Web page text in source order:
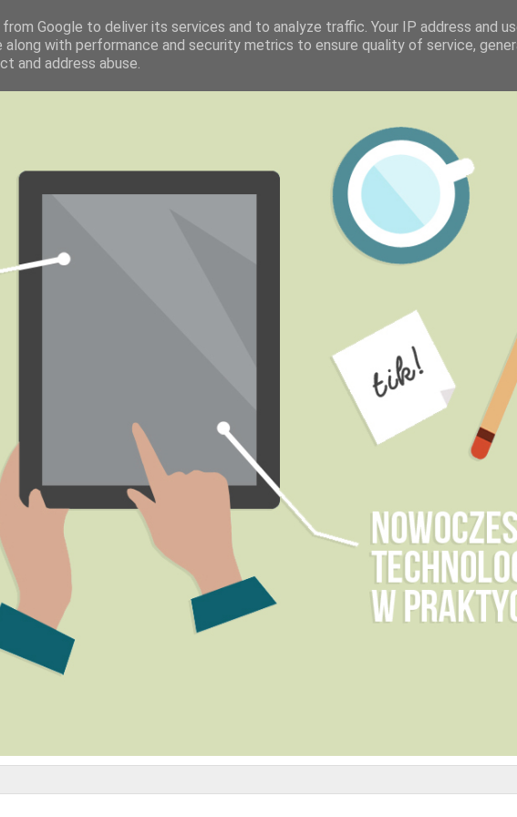
Google to deliver its services and to analyze traffic. Your IP address and
along with performance and security metrics to ensure quality of service,
and address abuse.